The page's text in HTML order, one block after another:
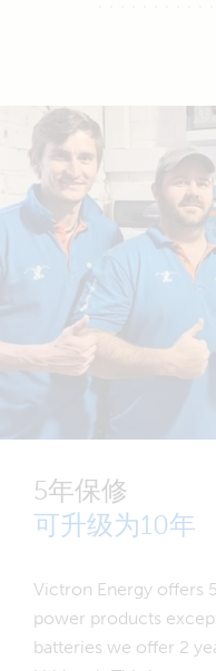
5年保修
可升级为10年
Victron Energy offers
power products
batteries we offer 2